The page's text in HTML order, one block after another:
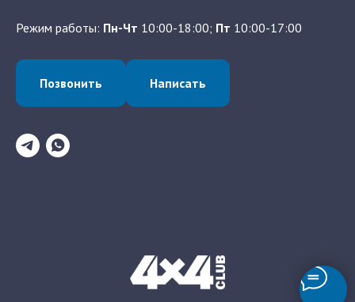
Режим работы: Пн-Чт 10:00-18:00; Пт 10:00-17:00
Позвонить Написать